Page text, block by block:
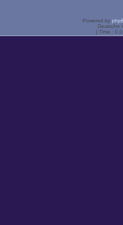
Powered by
Deutsche
[ Time :